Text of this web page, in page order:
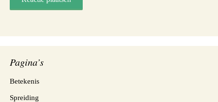
Pagina’s
Betekenis
Spreiding